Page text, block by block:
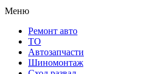
Меню
Ремонт авто
TO
Автозапчасти
Шиномонтаж